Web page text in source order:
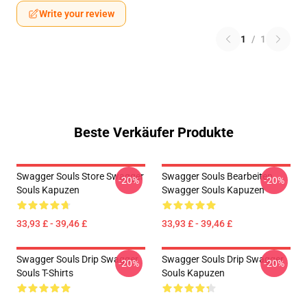
Write your review
1 / 1
Beste Verkäufer Produkte
Swagger Souls Store Swagger
Souls Kapuzen
33,93 £ - 39,46 £
-20%
Swagger Souls Bearbeiten
Swagger Souls Kapuzen
33,93 £ - 39,46 £
-20%
Swagger Souls Drip Swagger
Souls T-Shirts
-20%
Swagger Souls Drip Swagger
Souls Kapuzen
-20%